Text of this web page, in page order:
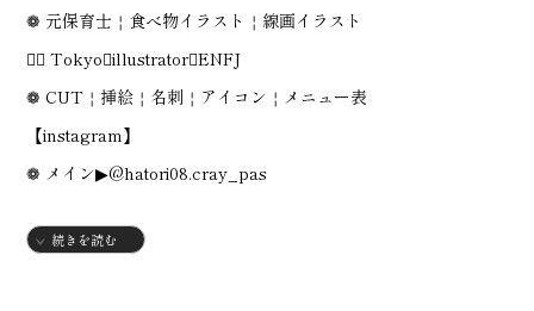
❁ 元保育士￤食べ物イラスト￤線画イラスト
❁⃘ Tokyo￤illustrator￤ENFJ
︎‪❁ CUT￤挿絵￤名刺￤アイコン￤メニュー表
【instagram】
❁ メイン▶@hatori08.cray_pas
❁ココナラ▶@hatori__design_
続きを読む